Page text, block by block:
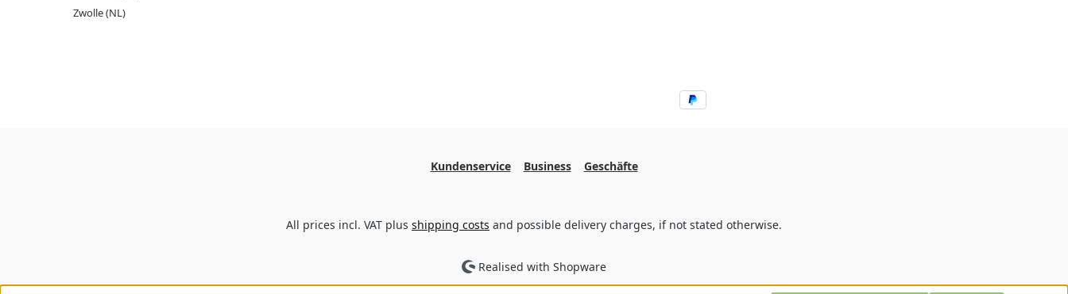
Zwolle (NL)
Kundenservice Business Geschäfte
All prices incl. VAT plus shipping costs and possible delivery charges, if not stated otherwise.
Realised with Shopware